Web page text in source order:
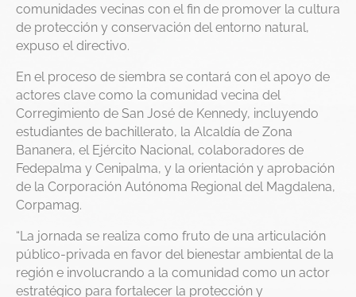
comunidades vecinas con el fin de promover la cultura
de protección y conservación del entorno natural,
expuso el directivo.
En el proceso de siembra se contará con el apoyo de
actores clave como la comunidad vecina del
Corregimiento de San José de Kennedy, incluyendo
estudiantes de bachillerato, la Alcaldía de Zona
Bananera, el Ejército Nacional, colaboradores de
Fedepalma y Cenipalma, y la orientación y aprobación
de la Corporación Autónoma Regional del Magdalena,
Corpamag.
“La jornada se realiza como fruto de una articulación
público-privada en favor del bienestar ambiental de la
región e involucrando a la comunidad como un actor
estratégico para fortalecer la protección y